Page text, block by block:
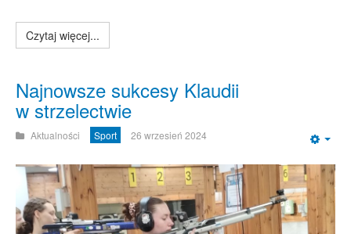
Czytaj więcej...
Najnowsze sukcesy Klaudii
w strzelectwie
Aktualności Sport 26 wrzesień 2024